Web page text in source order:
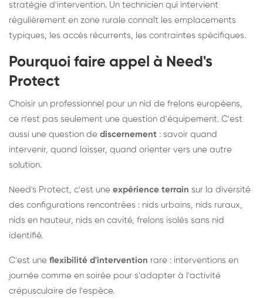
stratégie d'intervention. Un technicien qui intervient
régulièrement en zone rurale connaît les emplacements
typiques, les accès récurrents, les contraintes spécifiques.
Pourquoi faire appel à Need's
Protect
Choisir un professionnel pour un nid de frelons européens,
ce n'est pas seulement une question d'équipement. C'est
aussi une question de discernement : savoir quand
intervenir, quand laisser, quand orienter vers une autre
solution.
Need's Protect, c'est une expérience terrain sur la diversité
des configurations rencontrées : nids urbains, nids ruraux,
nids en hauteur, nids en cavité, frelons isolés sans nid
identifié.
C'est une flexibilité d'intervention rare : interventions en
journée comme en soirée pour s'adapter à l'activité
crépusculaire de l'espèce.